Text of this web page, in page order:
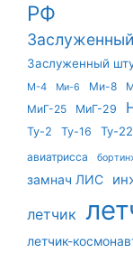
РФ
Заслуженный
М-4
Ми-6 Ми-8
МиГ-25
МиГ-29
Ту-2 Ту-16 Ту-22
авиатрисса
замнач ЛИС
летчик
летчик-